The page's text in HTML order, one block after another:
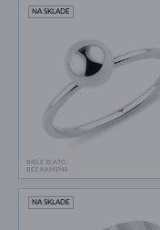
BIELE ZLATO
BEZ KAMEŇA
NA SKLADE
NA SKLADE